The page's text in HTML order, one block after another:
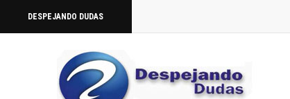
DESPEJANDO DUDAS